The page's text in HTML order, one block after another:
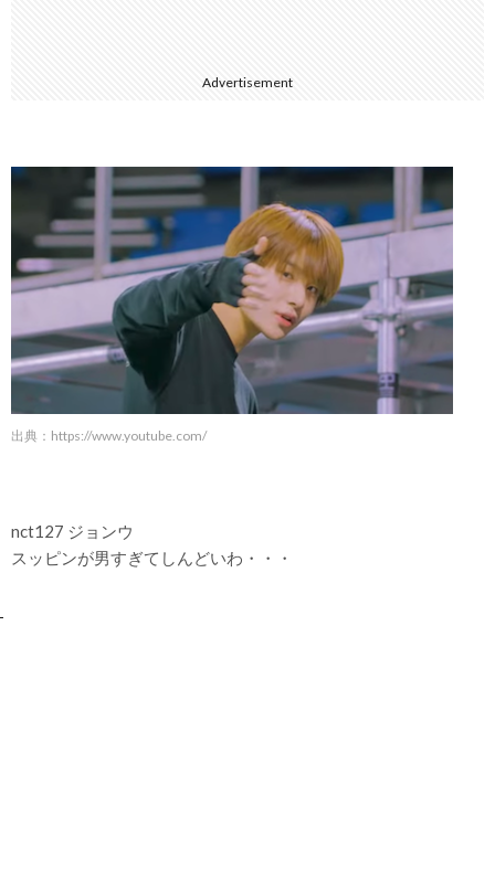
Advertisement
出典： https://www.youtube.com/
nct127 ジョンウ
スッピンが男すぎてしんどいわ・・・